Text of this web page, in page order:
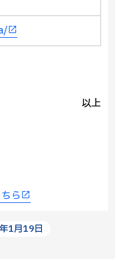
以上
ら
1月19日